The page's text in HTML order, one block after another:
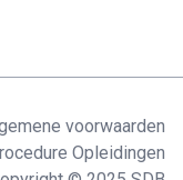
voorwaarden
Opleidingen